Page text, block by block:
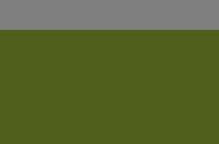
drohendem Unwetter